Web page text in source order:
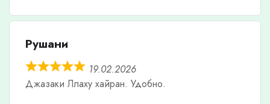
Рушани
19.02.2026
Джазаки Ллаху хайран. Удобно.